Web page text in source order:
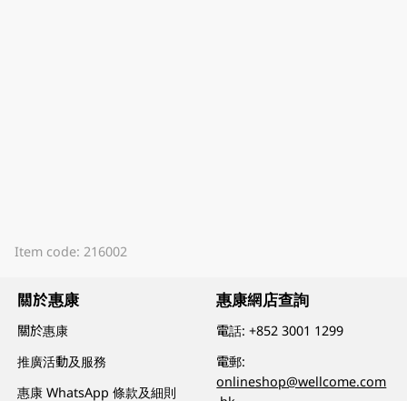
Item code: 216002
關於惠康
關於惠康
推廣活動及服務
惠康 WhatsApp 條款及細則
惠康網店查詢
電話:+852 3001 1299
電郵:
onlineshop@wellcome.com